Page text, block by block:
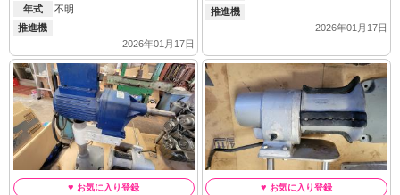
年式
不明
推進機
2026年01月17日
推進機
2026年01月17日